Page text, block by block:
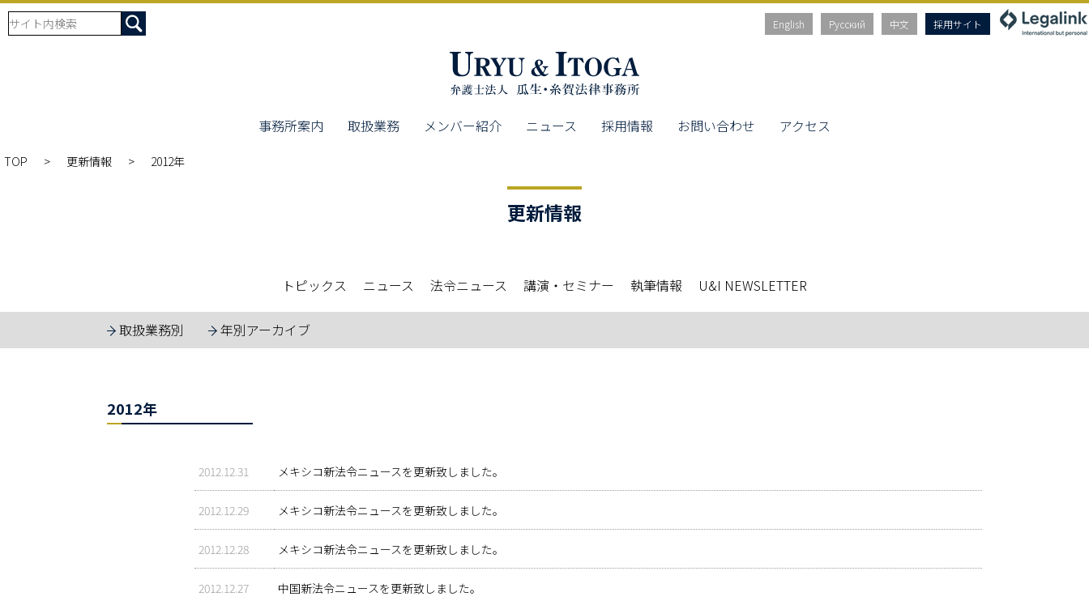
English Русский 中文 採用サイト
事務所案内 取扱業務 メンバー紹介 ニュース 採用情報 お問い合わせ アクセス
TOP 更新情報 2012年
更新情報
トピックス ニュース 法令ニュース 講演・セミナー 執筆情報 U&I NEWSLETTER
取扱業務別 年別アーカイブ
2012年
2012.12.31 メキシコ新法令ニュースを更新致しました。
2012.12.29 メキシコ新法令ニュースを更新致しました。
2012.12.28 メキシコ新法令ニュースを更新致しました。
2012.12.27 中国新法令ニュースを更新致しました。